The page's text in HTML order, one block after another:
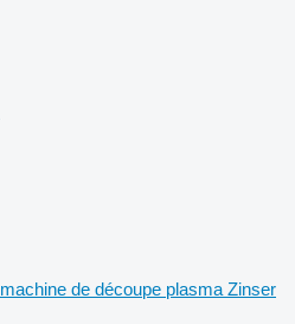
machine de découpe plasma Zinser